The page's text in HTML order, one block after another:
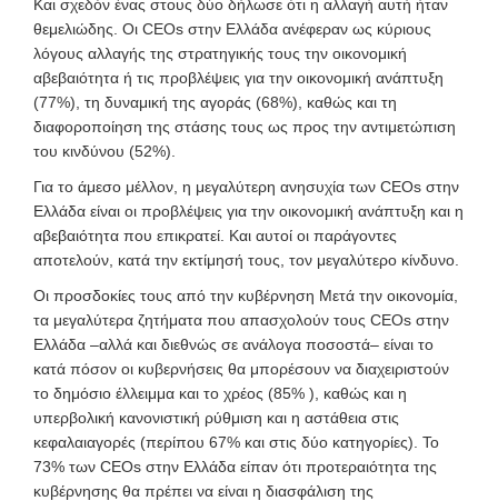
Και σχεδόν ένας στους δύο δήλωσε ότι η αλλαγή αυτή ήταν
θεμελιώδης. Οι CEOs στην Ελλάδα ανέφεραν ως κύριους
λόγους αλλαγής της στρατηγικής τους την οικονομική
αβεβαιότητα ή τις προβλέψεις για την οικονομική ανάπτυξη
(77%), τη δυναμική της αγοράς (68%), καθώς και τη
διαφοροποίηση της στάσης τους ως προς την αντιμετώπιση
του κινδύνου (52%).
Για το άμεσο μέλλον, η μεγαλύτερη ανησυχία των CEOs στην
Ελλάδα είναι οι προβλέψεις για την οικονομική ανάπτυξη και η
αβεβαιότητα που επικρατεί. Και αυτοί οι παράγοντες
αποτελούν, κατά την εκτίμησή τους, τον μεγαλύτερο κίνδυνο.
Οι προσδοκίες τους από την κυβέρνηση Μετά την οικονομία,
τα μεγαλύτερα ζητήματα που απασχολούν τους CEOs στην
Ελλάδα –αλλά και διεθνώς σε ανάλογα ποσοστά– είναι το
κατά πόσον οι κυβερνήσεις θα μπορέσουν να διαχειριστούν
το δημόσιο έλλειμμα και το χρέος (85% ), καθώς και η
υπερβολική κανονιστική ρύθμιση και η αστάθεια στις
κεφαλαιαγορές (περίπου 67% και στις δύο κατηγορίες). Το
73% των CEOs στην Ελλάδα είπαν ότι προτεραιότητα της
κυβέρνησης θα πρέπει να είναι η διασφάλιση της